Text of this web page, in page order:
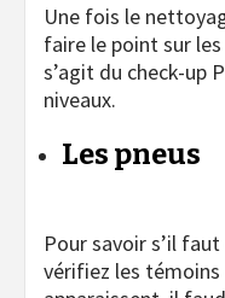
Une fois le
faire le point sur
s’agit du check-up
niveaux.
Les pneus
Pour savoir s’il
vérifiez les témoins